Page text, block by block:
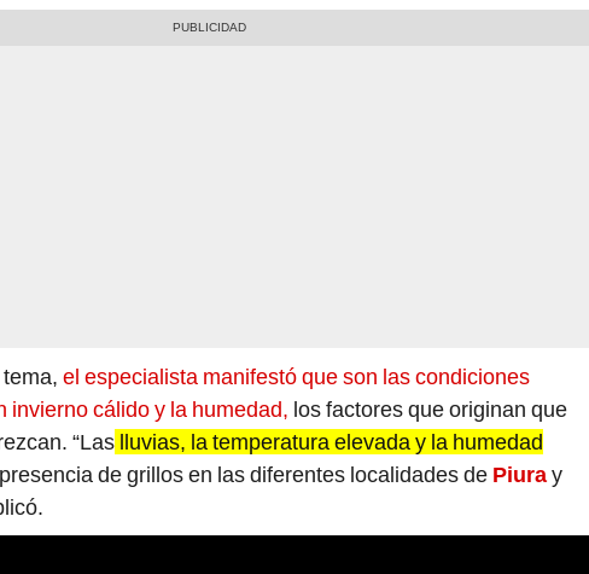
el especialista manifestó que son las condiciones
invierno cálido y la humedad, los factores que originan que
“Las lluvias, la temperatura elevada y la humedad
de grillos en las diferentes localidades de Piuray